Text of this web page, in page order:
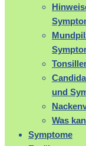
und
Was
Symptome